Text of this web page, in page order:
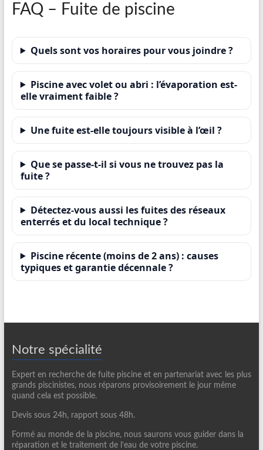
FAQ – Fuite de piscine
Quels sont vos horaires pour vous joindre ?
Piscine avec volet ou abri : l’évaporation est-
elle vraiment faible ?
Une fuite est-elle toujours visible à l’œil ?
Que se passe-t-il si vous ne trouvez pas la
fuite ?
Détectez-vous aussi les fuites des réseaux
enterrés et du local technique ?
Piscine récente (moins de 2 ans) : causes
typiques et garantie décennale ?
Notre spécialité
Expert en recherche de fuite piscine et en partenariat avec les plus
grands piscinistes, nous réparons provisoirement le jour même
quand cela est possible.
Devis sous 24h, rapport sous 48h.
Formé au monde de la piscine, nous saurons vous guider dans la
réparation et le traitement de l’eau de votre piscine.